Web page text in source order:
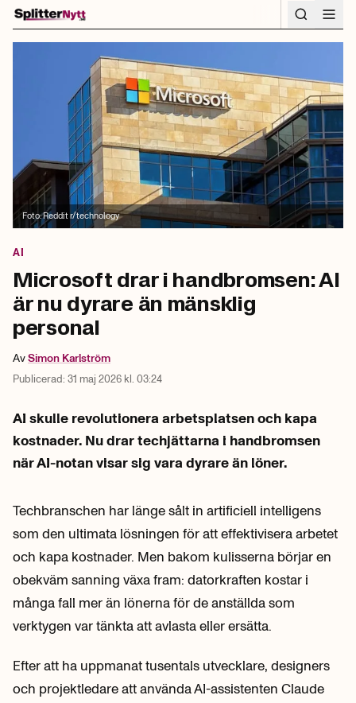
Hoppa till innehåll
Foto:Reddit r/technology
AI
Microsoft drar i handbromsen: AI
är nu dyrare än mänsklig
personal
AvSimon Karlström
Publicerad: 31 maj 2026 kl. 03:24
AI skulle revolutionera arbetsplatsen och kapa
kostnader. Nu drar techjättarna i handbromsen
när AI-notan visar sig vara dyrare än löner.
Techbranschen har länge sålt in artificiell intelligens
som den ultimata lösningen för att effektivisera arbetet
och kapa kostnader. Men bakom kulisserna börjar en
obekväm sanning växa fram: datorkraften kostar i
många fall mer än lönerna för de anställda som
verktygen var tänkta att avlasta eller ersätta.
Efter att ha uppmanat tusentals utvecklare, designers
och projektledare att använda AI-assistenten Claude